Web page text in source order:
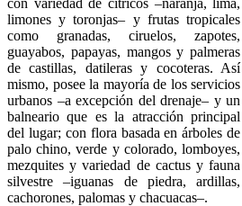
limones y toronjas– y frutas tropicales
como granadas, ciruelos, zapotes,
guayabos, papayas, mangos y palmeras
de castillas, datileras y cocoteras. Así
mismo, posee la mayoría de los servicios
urbanos –a excepción del drenaje– y un
balneario que es la atracción principal
del lugar; con flora basada en árboles de
palo chino, verde y colorado, lomboyes,
mezquites y variedad de cactus y fauna
silvestre –iguanas de piedra, ardillas,
cachorones, palomas y chacuacas–.